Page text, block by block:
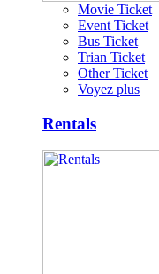
Movie Ticket
Event Ticket
Bus Ticket
Trian Ticket
Other Ticket
Voyez plus
Rentals